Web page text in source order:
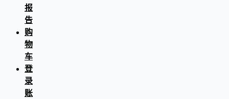
报
告
购
物
车
登
录
账